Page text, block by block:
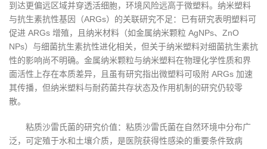
到达更偏远区域并穿透活细胞，环境风险远高于微塑料。纳米塑料
与抗生素抗性基因（ARGs）的关联研究不足：已有研究表明塑料可
促进 ARGs 增殖，且纳米材料（如金属纳米颗粒 AgNPs、ZnO
NPs）与细菌抗生素抗性进化相关，但关于纳米塑料对细菌抗生素抗
性的影响尚不明确。金属纳米颗粒与纳米塑料在物理化学性质和界
面活性上存在本质差异，且虽有研究指出微塑料可吸附 ARGs 加速
其传播，但纳米塑料与耐药菌共存状态及作用机制的研究仍较零
散。
粘质沙雷氏菌的研究价值：粘质沙雷氏菌在自然环境中分布广
泛，可定殖于水和土壤介质，是医院获得性感染的重要条件致病